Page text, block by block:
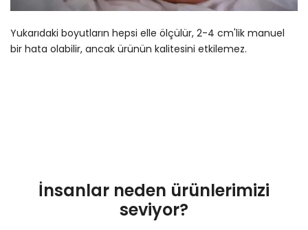
Yukarıdaki boyutların hepsi elle ölçülür, 2-4 cm'lik manuel
bir hata olabilir, ancak ürünün kalitesini etkilemez.
İnsanlar neden ürünlerimizi
seviyor?